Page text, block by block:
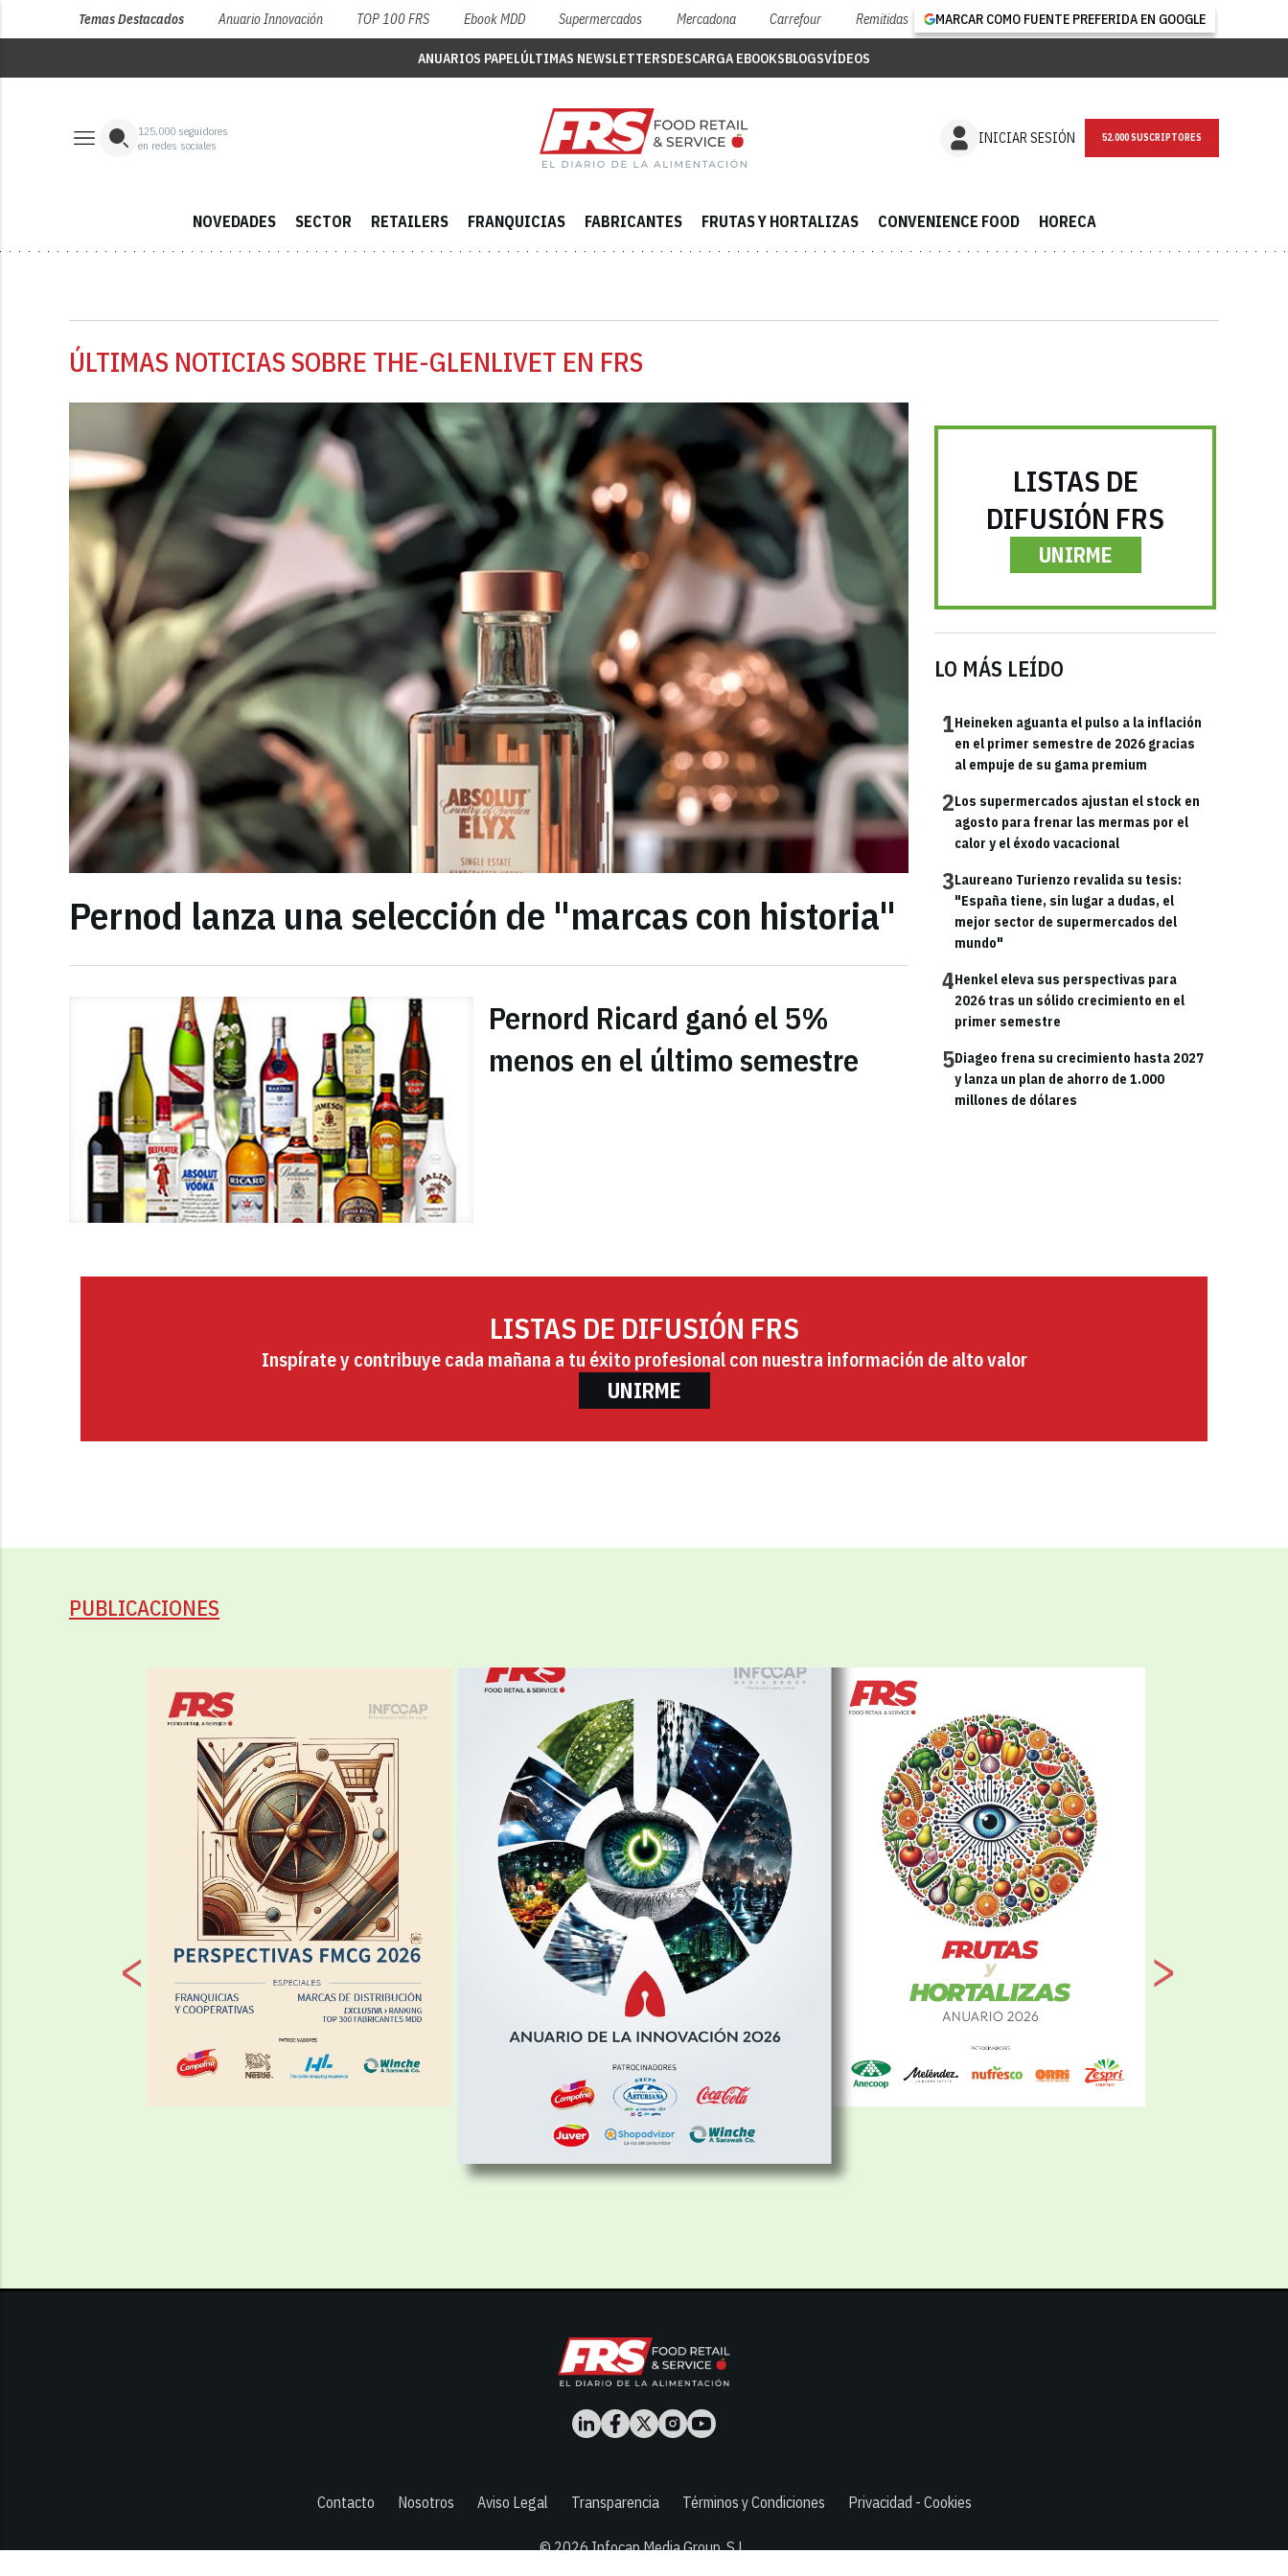
Temas Destacados Anuario Innovación TOP 100 FRS Ebook MDD Supermercados Mercadona Carrefour Remitidas MARCAR COMO FUENTE PREFERIDA EN GOOGLE
ANUARIOS PAPELÚLTIMAS NEWSLETTERSDESCARGA EBOOKSBLOGSVÍDEOS
125,000 seguidores
en redes sociales
INICIAR SESIÓN NEWSLETTER
NOVEDADES SECTOR RETAILERS FRANQUICIAS FABRICANTES FRUTAS Y HORTALIZAS CONVENIENCE FOOD HORECA
ÚLTIMAS NOTICIAS SOBRE THE-GLENLIVET EN FRS
Pernod lanza una selección de "marcas con historia"
Pernord Ricard ganó el 5%
menos en el último semestre
LISTAS DE
DIFUSIÓN FRS
UNIRME
LO MÁS LEÍDO
1Heineken aguanta el pulso a la inflación
en el primer semestre de 2026 gracias
al empuje de su gama premium
2Los supermercados ajustan el stock en
agosto para frenar las mermas por el
calor y el éxodo vacacional
3Laureano Turienzo revalida su tesis:
"España tiene, sin lugar a dudas, el
mejor sector de supermercados del
mundo"
4Henkel eleva sus perspectivas para
2026 tras un sólido crecimiento en el
primer semestre
5Diageo frena su crecimiento hasta 2027
y lanza un plan de ahorro de 1.000
millones de dólares
LISTAS DE DIFUSIÓN FRS
Inspírate y contribuye cada mañana a tu éxito profesional con nuestra información de alto valor
UNIRME
PUBLICACIONES
Contacto Nosotros Aviso Legal Transparencia Términos y Condiciones Privacidad - Cookies
© 2026Infocap Media Group, S.L.